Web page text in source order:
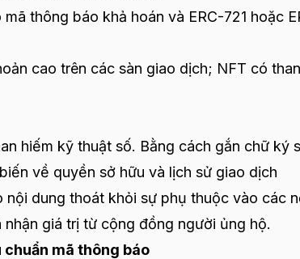
thông báo khả hoán và ERC-721 hoặc
cao trên các sàn giao dịch; NFT có
hiếm kỹ thuật số. Bằng cách gắn chữ ký
về quyền sở hữu và lịch sử giao dịch
dung thoát khỏi sự phụ thuộc vào các
giá trị từ cộng đồng người ủng hộ.
mã thông báo